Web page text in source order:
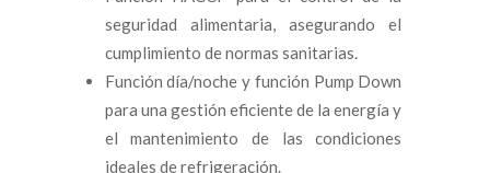
seguridad alimentaria, asegurando el
cumplimiento de normas sanitarias.
Función día/noche y función Pump Down
para una gestión eficiente de la energía y
el mantenimiento de las condiciones
ideales de refrigeración.